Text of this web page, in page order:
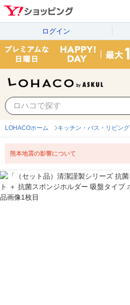
ログイン
LOHACOホーム キッチン・バス・リビング
熊本地震の影響について